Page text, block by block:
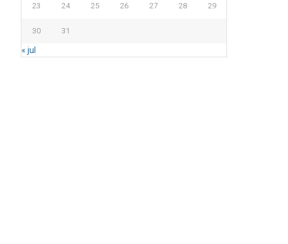
23 24 25 26 27 28 29
30 31
« jul